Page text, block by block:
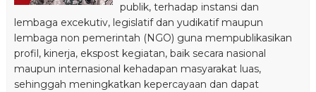
publik, terhadap instansi dan
lembaga excekutiv, legislatif dan yudikatif maupun
lembaga non pemerintah (NGO) guna mempublikasikan
profil, kinerja, ekspost kegiatan, baik secara nasional
maupun internasional kehadapan masyarakat luas,
sehinggah meningkatkan kepercayaan dan dapat